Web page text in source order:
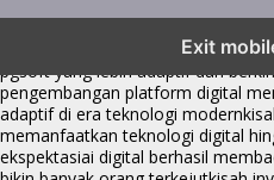
Exit
menghadirkan inovasi berkualitasai
pgsoft yang lebih adaptif dan
pengembangan platform digital
adaptif di era teknologi modern
memanfaatkan teknologi digital
ekspektasiai digital berhasil